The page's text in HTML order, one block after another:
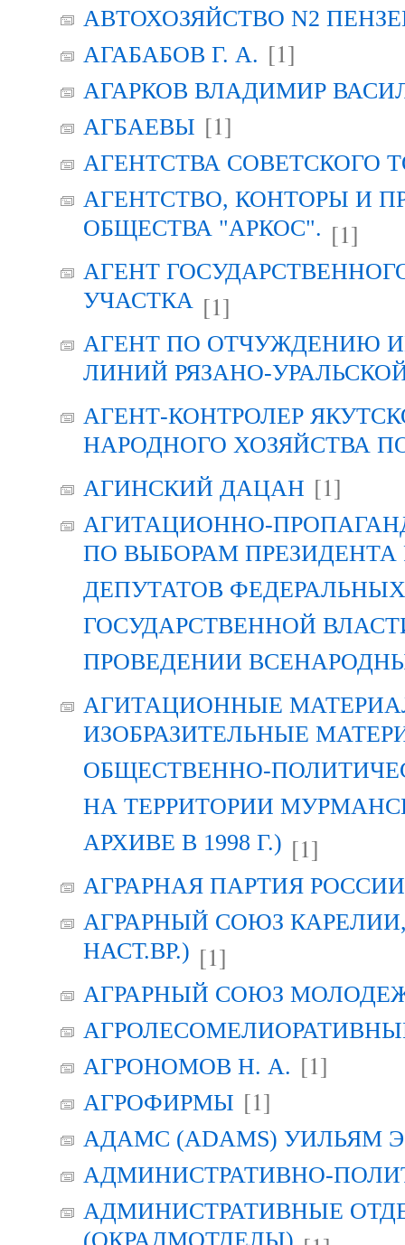
АВТОХОЗЯЙСТВО N2
АГАБАБОВ Г. А. [1]
АГАРКОВ ВЛАДИМИР
АГБАЕВЫ [1]
АГЕНТСТВА СОВЕТСКОГО
АГЕНТСТВО, КОНТОРЫ И
ОБЩЕСТВА "АРКОС". [1]
АГЕНТ
УЧАСТКА [1]
АГЕНТ ПО ОТЧУЖДЕНИЮ
ЛИНИЙ РЯЗАНО-
АГЕНТ-КОНТРОЛЕР
НАРОДНОГО ХОЗЯЙСТВА
АГИНСКИЙ ДАЦАН [1]
АГИТАЦИОННО-
ПО ВЫБОРАМ
ДЕПУТАТОВ
ГОСУДАРСТВЕННОЙ
ПРОВЕДЕНИИ
АГИТАЦИОННЫЕ
ИЗОБРАЗИТЕЛЬНЫЕ
ОБЩЕСТВЕННО-
НА ТЕРРИТОРИИ
АРХИВЕ В 1998 Г.) [1]
АГРАРНАЯ ПАРТИЯ РОССИИ
АГРАРНЫЙ СОЮЗ КАРЕЛИИ,
НАСТ.ВР.) [1]
АГРАРНЫЙ СОЮЗ
АГРОНОМОВ Н. А. [1]
АГРОФИРМЫ [1]
АДАМС (ADAMS) УИЛЬЯМ
АДМИНИСТРАТИВНО-
АДМИНИСТРАТИВНЫЕ